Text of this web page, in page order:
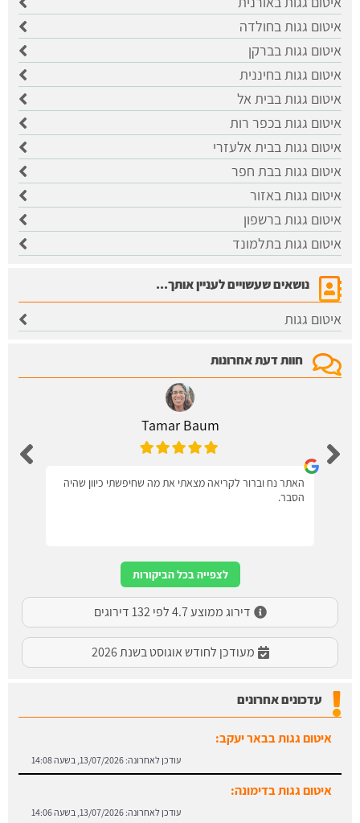
איטום גגות בחולדה
איטום גגות בברקן
איטום גגות בחיננית
איטום גגות בבית אל
איטום גגות בכפר רות
איטום גגות בבית אלעזרי
איטום גגות בבת חפר
איטום גגות באזור
איטום גגות ברשפון
איטום גגות בתלמונד
נושאים שעשויים לעניין אותך...
איטום גגות
חוות דעת אחרונות
Tamar Baum
האתר נח וברור לקריאה מצאתי את מה שחיפשתי כיוון שהיה
הסבר.
לצפייה בכל הביקורות
דירוג ממוצע 4.7 לפי 132 דירוגים
מעודכן לחודש אוגוסט בשנת 2026
עדכונים אחרונים
איטום גגות בבאר יעקב:
עודכן לאחרונה:13/07/2026, בשעה 14:06